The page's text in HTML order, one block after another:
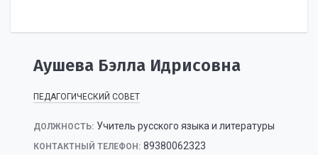
Аушева Бэлла Идрисовна
ПЕДАГОГИЧЕСКИЙ СОВЕТ
ДОЛЖНОСТЬ: Учитель русского языка и литературы
КОНТАКТНЫЙ ТЕЛЕФОН: 89380062323